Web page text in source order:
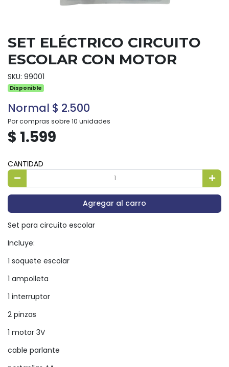
SET ELÉCTRICO CIRCUITO
ESCOLAR CON MOTOR
SKU: 99001
Disponible
Normal $ 2.500
Por compras sobre 10 unidades
$ 1.599
CANTIDAD
Agregar al carro
Set para circuito escolar
Incluye:
1 soquete escolar
1 ampolleta
1 interruptor
2 pinzas
1 motor 3V
cable parlante